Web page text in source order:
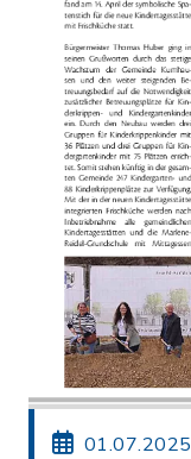
01.07.2025